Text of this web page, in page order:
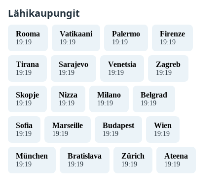
Lähikaupungit
Rooma
19:19
Vatikaani
19:19
Palermo
19:19
Firenze
19:19
Tirana
19:19
Sarajevo
19:19
Venetsia
19:19
Zagreb
19:19
Skopje
19:19
Nizza
19:19
Milano
19:19
Belgrad
19:19
Sofia
19:19
Marseille
19:19
Budapest
19:19
Wien
19:19
München
19:19
Bratislava
19:19
Zürich
19:19
Ateena
19:19